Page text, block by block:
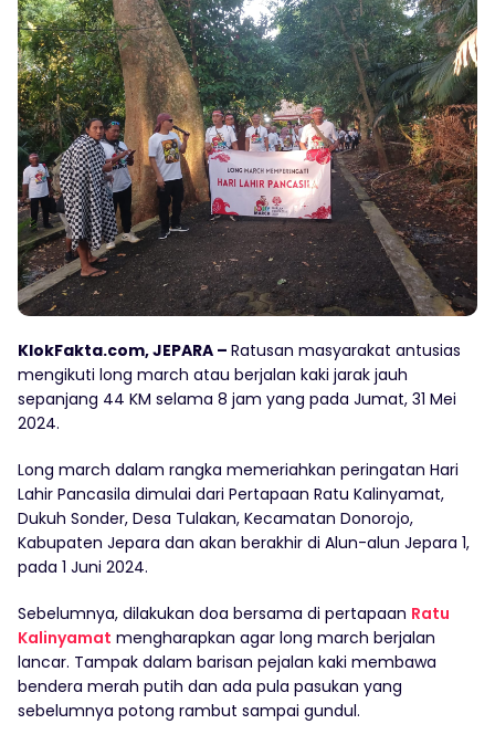
KlokFakta.com, JEPARA – Ratusan masyarakat antusias
mengikuti long march atau berjalan kaki jarak jauh
sepanjang 44 KM selama 8 jam yang pada Jumat, 31 Mei
2024.
Long march dalam rangka memeriahkan peringatan Hari
Lahir Pancasila dimulai dari Pertapaan Ratu Kalinyamat,
Dukuh Sonder, Desa Tulakan, Kecamatan Donorojo,
Kabupaten Jepara dan akan berakhir di Alun-alun Jepara 1,
pada 1 Juni 2024.
Sebelumnya, dilakukan doa bersama di pertapaan Ratu
Kalinyamat mengharapkan agar long march berjalan
lancar. Tampak dalam barisan pejalan kaki membawa
bendera merah putih dan ada pula pasukan yang
sebelumnya potong rambut sampai gundul.